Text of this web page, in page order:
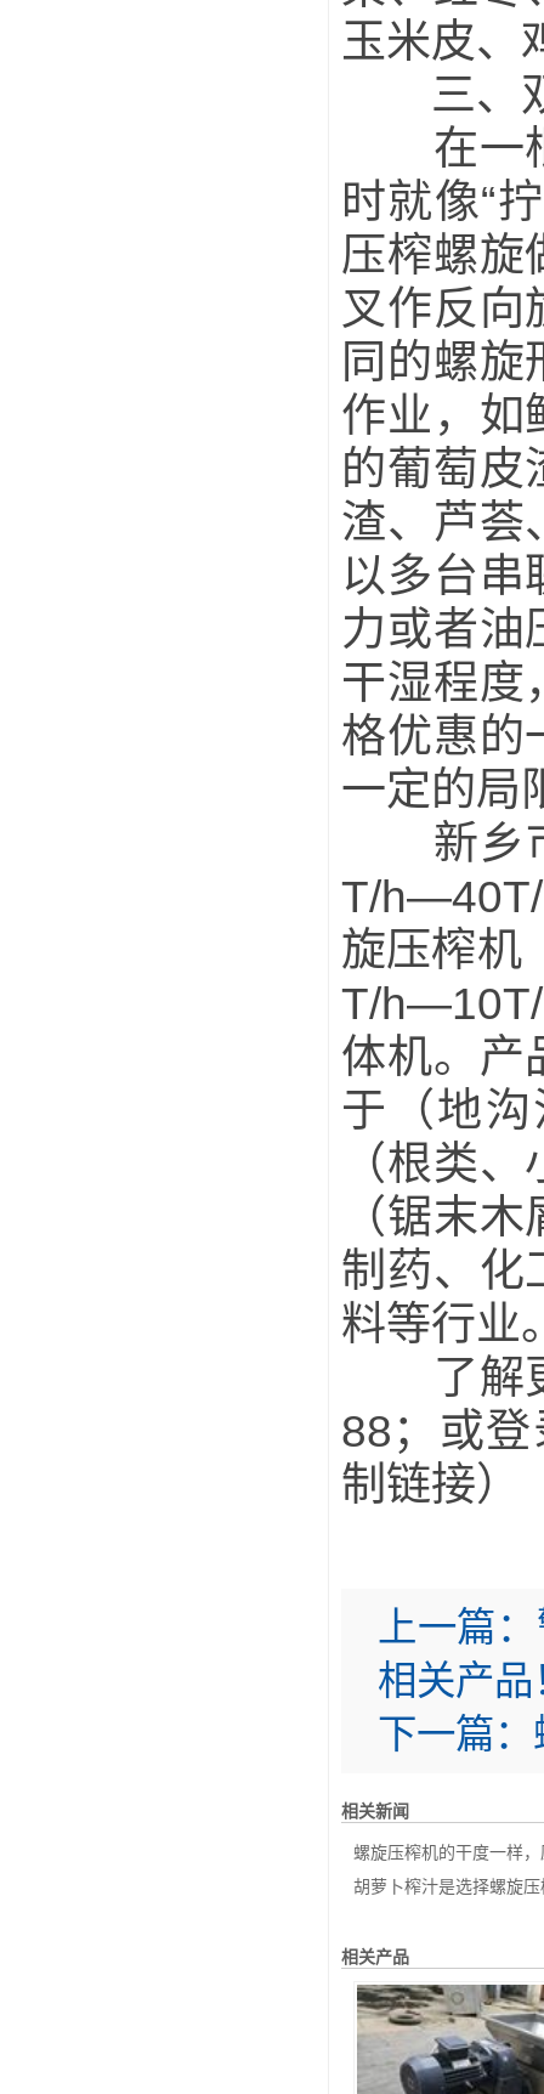
玉米皮、
三、双
在一根
时就像“
压榨螺旋
叉作反向
同的螺
作业，如
的葡萄皮
渣、芦荟
以多台串
力或者油
干湿程度
格优惠的
一定的局
新乡市
T/h—40T/
旋压榨机
T/
体机。产
于（地
（根类
（锯末
制药、化
料等行业
了解更
88；或
制链接）
上一篇：
相关产品
下一篇：
相关新闻
螺旋压榨机的干度一样
胡萝卜榨汁是选择螺旋
相关产品